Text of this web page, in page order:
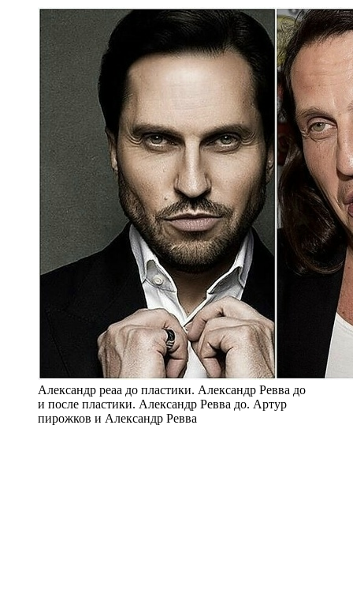
Александр реаа до пластики. Александр Ревва до
и после пластики. Александр Ревва до. Артур
пирожков и Александр Ревва